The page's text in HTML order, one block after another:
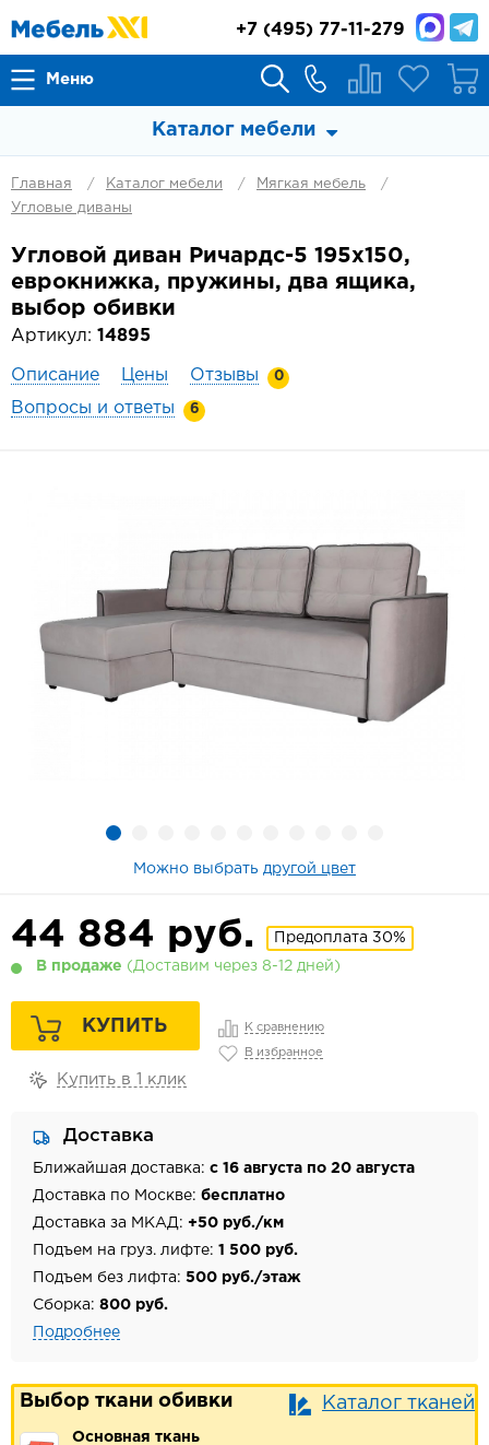
Меню
+7 (495) 77-11-279
Каталог мебели
Главная Каталог мебели
Мягкая мебель
Угловые диваны
Угловой диван Ричардс-5 195х150,
еврокнижка, пружины, два ящика,
выбор обивки
Артикул: 14895
Описание Цены Отзывы 0
Вопросы и ответы 6
Можно выбрать другой цвет
44 884 руб. Предоплата 30%
В продаже (Доставим через 8-12 дней)
КУПИТЬ К сравнению
В избранное
Купить в 1 клик
Доставка
Ближайшая доставка: с 16 августа по 20 августа
Доставка по Москве: бесплатно
Доставка за МКАД: +50 руб./км
Подъем на груз. лифте: 1 500 руб.
Подъем без лифта: 500 руб./этаж
Сборка: 800 руб.
Подробнее
Выбор ткани обивки Каталог тканей
Основная ткань